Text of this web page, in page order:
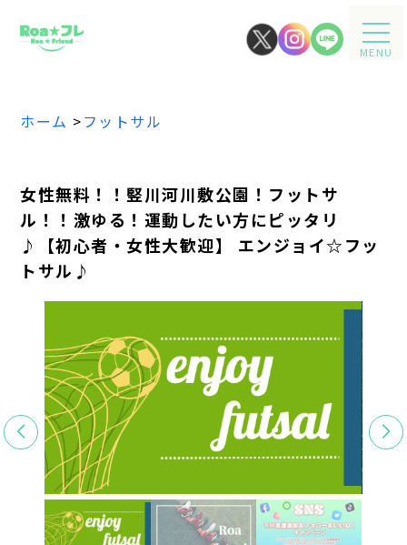
MENU
ホーム >フットサル
女性無料！！竪川河川敷公園！フットサ
ル！！激ゆる！運動したい方にピッタリ
♪【初心者・女性大歓迎】 エンジョイ☆フッ
トサル♪